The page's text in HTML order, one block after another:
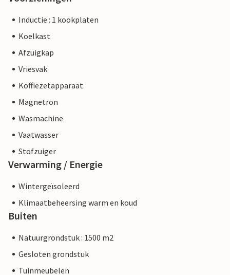
Inductie : 1 kookplaten
Koelkast
Afzuigkap
Vriesvak
Koffiezetapparaat
Magnetron
Wasmachine
Vaatwasser
Stofzuiger
Verwarming / Energie
Wintergeïsoleerd
Klimaatbeheersing warm en koud
Buiten
Natuurgrondstuk : 1500 m2
Gesloten grondstuk
Tuinmeubelen